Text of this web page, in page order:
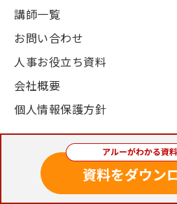
講師一覧
お問い合わせ
人事お役立ち資料
会社概要
個人情報保護方針
© 2003-2024, Alue Co., Ltd. All